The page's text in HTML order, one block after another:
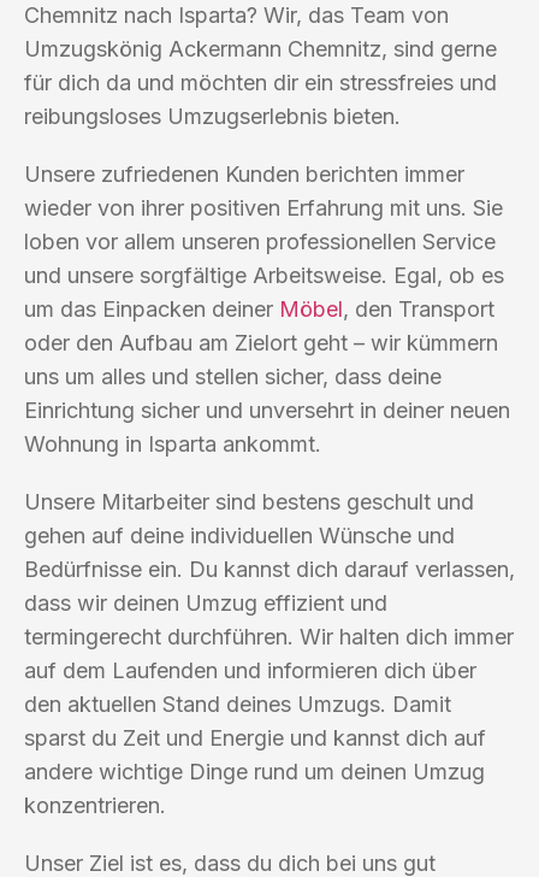
Chemnitz nach Isparta? Wir, das Team von
Umzugskönig Ackermann Chemnitz, sind gerne
für dich da und möchten dir ein stressfreies und
reibungsloses Umzugserlebnis bieten.
Unsere zufriedenen Kunden berichten immer
wieder von ihrer positiven Erfahrung mit uns. Sie
loben vor allem unseren professionellen Service
und unsere sorgfältige Arbeitsweise. Egal, ob es
um das Einpacken deiner Möbel, den Transport
oder den Aufbau am Zielort geht – wir kümmern
uns um alles und stellen sicher, dass deine
Einrichtung sicher und unversehrt in deiner neuen
Wohnung in Isparta ankommt.
Unsere Mitarbeiter sind bestens geschult und
gehen auf deine individuellen Wünsche und
Bedürfnisse ein. Du kannst dich darauf verlassen,
dass wir deinen Umzug effizient und
termingerecht durchführen. Wir halten dich immer
auf dem Laufenden und informieren dich über
den aktuellen Stand deines Umzugs. Damit
sparst du Zeit und Energie und kannst dich auf
andere wichtige Dinge rund um deinen Umzug
konzentrieren.
Unser Ziel ist es, dass du dich bei uns gut